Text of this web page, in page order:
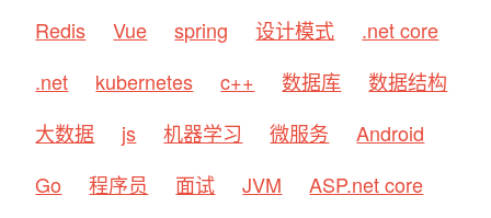
Redis
Vue spring 设计模式
.net core
.net
kubernetes c++ 数据库
数据结构
大数据
js 机器学习 微服务
Android
Go
程序员 面试 JVM
ASP.net core